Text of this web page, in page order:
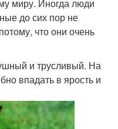
миру. Иногда люди
до сих пор не
что они очень
и трусливый. На
впадать в ярость и